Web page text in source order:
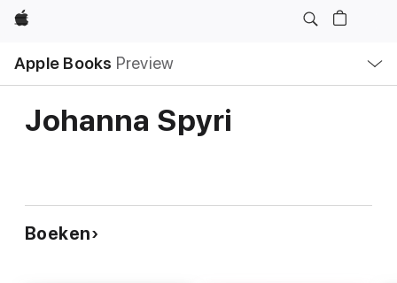
Apple
Apple Books Preview
lokaal
navigatiemenu
Johanna Spyri
Boeken